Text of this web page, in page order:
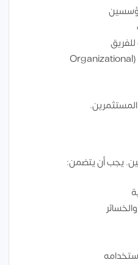
للفريق
كذلك المخطط التنظيمي (Organizational
يجب أن يتضمن: